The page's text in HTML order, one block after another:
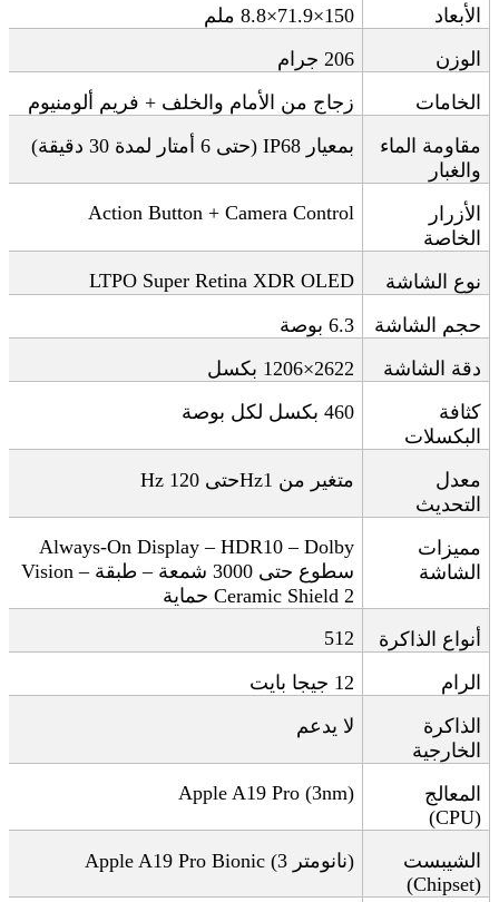
الأبعاد
150×71.9×8.8
ملم
الوزن
206 جرام
الخامات
زجاج من الأمام والخلف + فريم ألومنيوم
مقاومة الماء
والغبار
بمعيار IP68 ( حتى 6 أمتار لمدة 30 دقيقة )
الأزرار
الخاصة
Action Button + Camera Control
نوع الشاشة
LTPO Super Retina XDR OLED
حجم الشاشة
6.3 بوصة
دقة الشاشة
1206×2622 بكسل
كثافة
البكسلات
460 بكسل لكل بوصة
معدل
التحديث
متغير من 1 Hz حتى 120Hz
مميزات
الشاشة
Always-On Display – HDR10 – Dolby
Vision – سطوع حتى 3000 شمعة – طبقة
حماية Ceramic Shield 2
أنواع الذاكرة
512
الرام
12 جيجا بايت
الذاكرة
الخارجية
لا يدعم
المعالج
(CPU)
Apple A19 Pro (3nm)
الشيبست
(Chipset)
Apple A19 Pro Bionic (3 نانومتر)